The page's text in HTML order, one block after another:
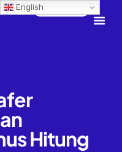
Hitung
English